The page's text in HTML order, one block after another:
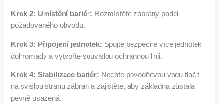
Krok 2: Umístění bariér: Rozmístěte zábrany podél
požadovaného obvodu.
Krok 3: Připojení jednotek: Spojte bezpečně více jednotek
dohromady a vytvořte souvislou ochrannou linii.
Krok 4: Stabilizace bariér: Nechte povodňovou vodu tlačit
na svislou stranu zábran a zajistěte, aby základna zůstala
pevně usazená.